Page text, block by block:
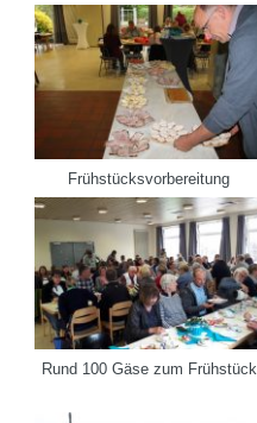
Frühstücksvorbereitung
Rund 100 Gäse zum Frühstück